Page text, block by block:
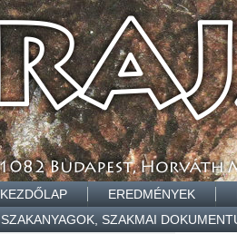
KEZDŐLAP EREDMÉNYEK
SZAKANYAGOK, SZAKMAI